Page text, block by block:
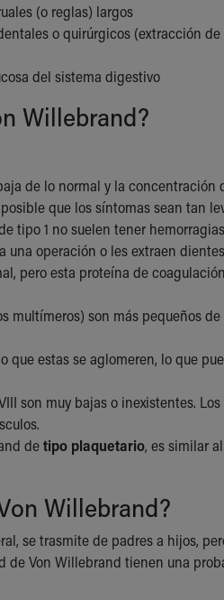
(o reglas) largos
o quirúrgicos (extracción
del sistema digestivo
Willebrand?
de lo normal y la concentración
que los síntomas sean tan
tipo 1 no suelen tener
una operación o les extraen
pero esta proteína de
multímeros) son más pequeños
estas se aglomeren, lo que
son muy bajas o inexistentes.
detipo plaquetario, es similar
Willebrand?
se trasmite de padres a hijos,
Von Willebrand tienen una